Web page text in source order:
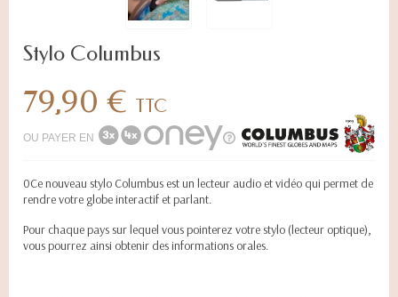
Stylo Columbus
79,90 € TTC
OU PAYER EN
0Ce nouveau stylo Columbus est un lecteur audio et vidéo qui permet de
rendre votre globe interactif et parlant.
Pour chaque pays sur lequel vous pointerez votre stylo (lecteur optique),
vous pourrez ainsi obtenir des informations orales.